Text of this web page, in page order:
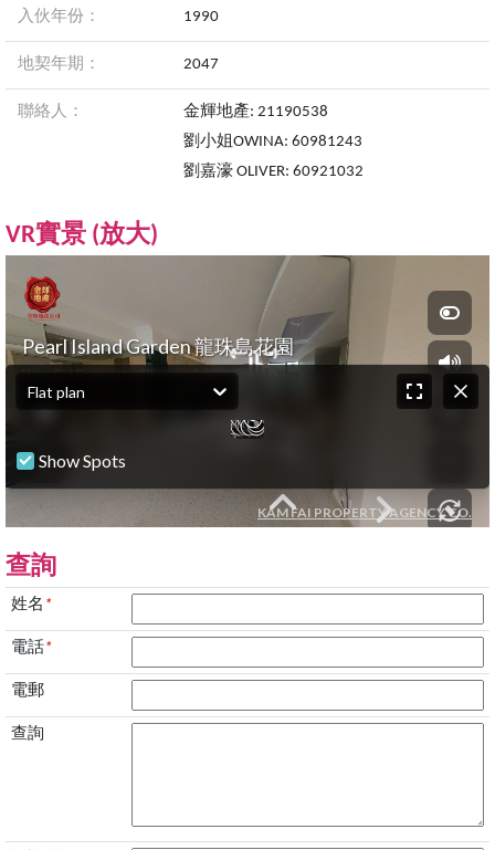
入伙年份： 1990
地契年期： 2047
聯絡人：
金輝地產: 21190538
劉小姐OWINA: 60981243
劉嘉濠 OLIVER: 60921032
VR實景 (放大)
查詢
姓名 *
電話*
電郵
查詢